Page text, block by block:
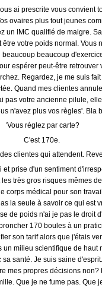
ai prescrite vous convient
ovaires plus tout jeunes
un IMC qualifié de maigre.
votre poids normal. Vous
beaucoup
espérer peut-être
Regardez, je me suis
Quand mes clientes
pas votre ancienne pilule,
n'avez plus vos règles'. Bla
'Vous réglez par carte?
C'est 170e.
clientes qui attendent.
prise d'un sentiment
très gros risques mêmes
corps médical pour son
la seule à savoir ce qui est
de poids n'ai je pas le droit
170 boules à un
son tarif alors que j'étais
milieu scientifique de haut
santé. Je suis saine
mes propres décisions
Que je ne fume pas. Que